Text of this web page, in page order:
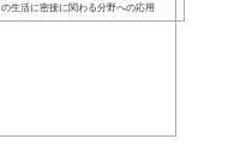
の生活に密接に関わる分野への応用